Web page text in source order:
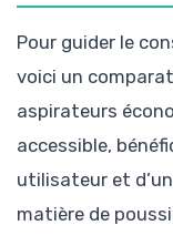
Pour guider le
voici un
aspirateurs
accessible,
utilisateur et
matière de